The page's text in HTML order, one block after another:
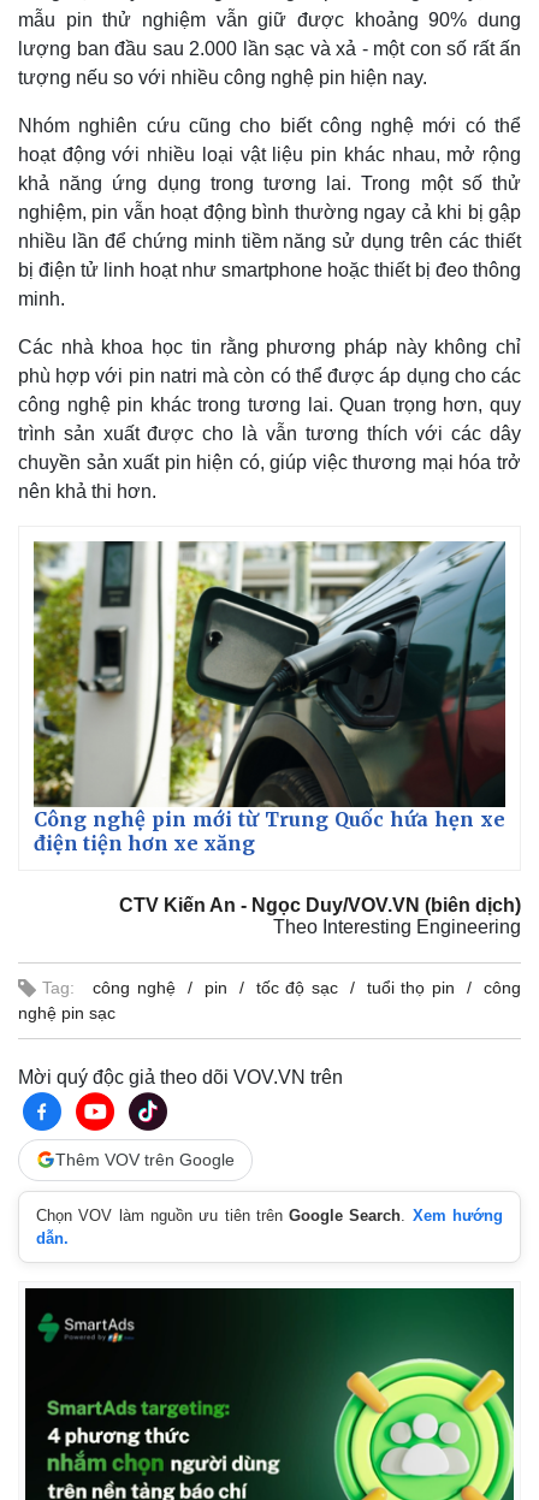
Thế giới
Quan sát
Cuộc sống đó đây
Hồ sơ
Multimedia
Video
Ảnh
E-Magazine
Infographic
mẫu pin thử nghiệm vẫn giữ được khoảng 90% dung
lượng ban đầu sau 2.000 lần sạc và xả - một con số rất ấn
tượng nếu so với nhiều công nghệ pin hiện nay.
Nhóm nghiên cứu cũng cho biết công nghệ mới có thể
hoạt động với nhiều loại vật liệu pin khác nhau, mở rộng
khả năng ứng dụng trong tương lai. Trong một số thử
nghiệm, pin vẫn hoạt động bình thường ngay cả khi bị gập
nhiều lần để chứng minh tiềm năng sử dụng trên các thiết
bị điện tử linh hoạt như smartphone hoặc thiết bị đeo thông
minh.
Các nhà khoa học tin rằng phương pháp này không chỉ
phù hợp với pin natri mà còn có thể được áp dụng cho các
công nghệ pin khác trong tương lai. Quan trọng hơn, quy
trình sản xuất được cho là vẫn tương thích với các dây
chuyền sản xuất pin hiện có, giúp việc thương mại hóa trở
nên khả thi hơn.
Công nghệ pin mới từ Trung Quốc hứa hẹn xe
điện tiện hơn xe xăng
CTV Kiến An - Ngọc Duy/VOV.VN (biên dịch)
Theo Interesting Engineering
Tag: công nghệ pin tốc độ sạc tuổi thọ pin
công
nghệ pin sạc
Mời quý độc giả theo dõi VOV.VN trên
Thêm VOV trên Google
Chọn VOV làm nguồn ưu tiên trênGoogle Search
Xem hướng
dẫn.